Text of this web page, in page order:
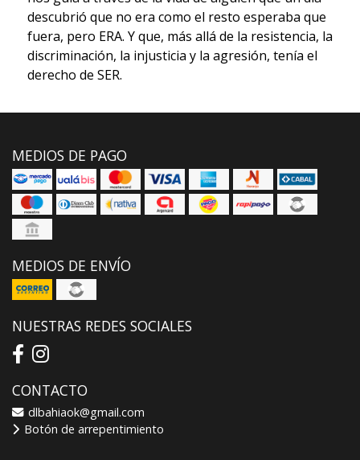
descubrió que no era como el resto esperaba que
fuera, pero ERA. Y que, más allá de la resistencia, la
discriminación, la injusticia y la agresión, tenía el
derecho de SER.
MEDIOS DE PAGO
MEDIOS DE ENVÍO
NUESTRAS REDES SOCIALES
CONTACTO
dlbahiaok@gmail.com
Botón de arrepentimiento